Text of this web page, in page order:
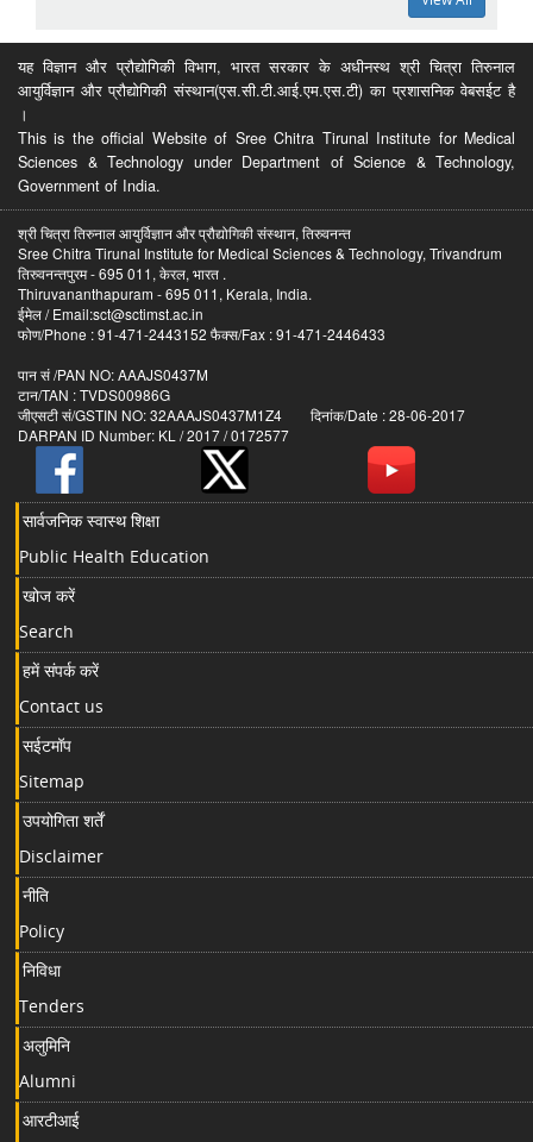
यह विज्ञान और प्रौद्योगिकी विभाग, भारत सरकार के अधीनस्थ श्री चित्रा तिरुनाल
आयुर्विज्ञान और प्रौद्योगिकी संस्थान(एस.सी.टी.आई.एम.एस.टी) का प्रशासनिक वेबसईट है
।
This is the official Website of Sree Chitra Tirunal Institute for Medical
Sciences & Technology under Department of Science & Technology,
Government of India.
श्री चित्रा तिरुनाल आयुर्विज्ञान और प्रौद्योगिकी संस्थान, तिरुवनन्त
Sree Chitra Tirunal Institute for Medical Sciences & Technology, Trivandrum
तिरुवनन्तपुरम - 695 011, केरल, भारत .
Thiruvananthapuram - 695 011, Kerala, India.
ईमेल / Email:sct@sctimst.ac.in
फोण/Phone : 91-471-2443152 फैक्स/Fax : 91-471-2446433
पान सं /PAN NO: AAAJS0437M
टान/TAN : TVDS00986G
जीएसटी सं/GSTIN NO: 32AAAJS0437M1Z4 दिनांक/Date : 28-06-2017
DARPAN ID Number: KL / 2017 / 0172577
सार्वजनिक स्वास्थ शिक्षा
Public Health Education
खोज करें
Search
हमें संपर्क करें
Contact us
सईटमॉप
Sitemap
उपयोगिता शर्तें
Disclaimer
नीति
Policy
निविधा
Tenders
अलुमिनि
Alumni
आरटीआई